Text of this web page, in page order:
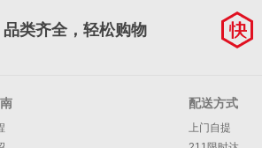
品类齐全，轻松购物
配送方式
上门自提